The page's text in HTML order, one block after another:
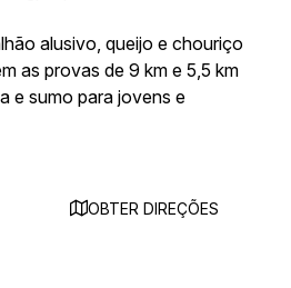
alusivo, queijo e chouriço
as provas de 9 km e 5,5 km
e sumo para jovens e
20€, 10€
os 3 primeiros juniores e
OBTER DIREÇÕES